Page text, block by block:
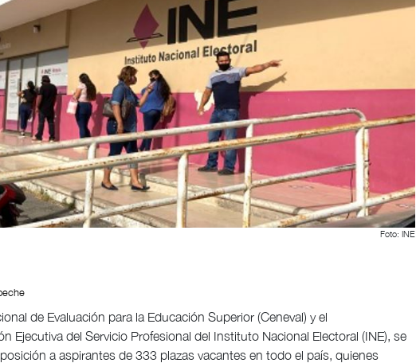
Foto: INE
de Evaluación para la Educación Superior (Ceneval) y el
Ejecutiva del Servicio Profesional del Instituto Nacional Electoral (INE), se
a aspirantes de 333 plazas vacantes en todo el país, quienes